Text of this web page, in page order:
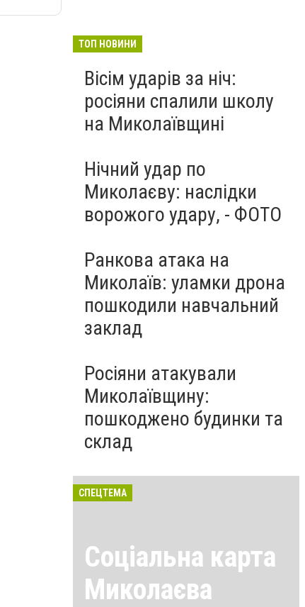
Миколаєві 2026: шукаємо
перезавантаження
ПАРТНЕРСЬКИЙ СПЕЦПРОЄКТ
ТОП НОВИНИ
Вісім ударів за ніч:
росіяни спалили школу
на Миколаївщині
Нічний удар по
Миколаєву: наслідки
ворожого удару, - ФОТО
Ранкова атака на
Миколаїв: уламки дрона
пошкодили навчальний
заклад
Росіяни атакували
Миколаївщину:
пошкоджено будинки та
склад
СПЕЦТЕМА
Соціальна карта
Миколаєва